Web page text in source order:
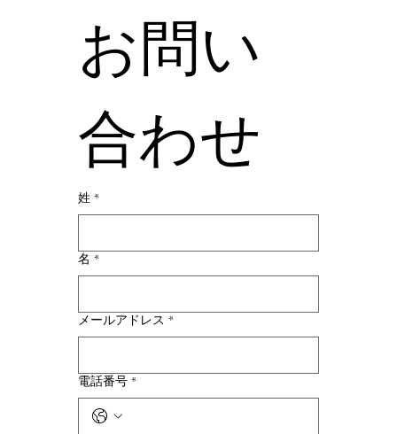
お問い
合わせ
姓*
名 *
メールアドレス *
電話番号*